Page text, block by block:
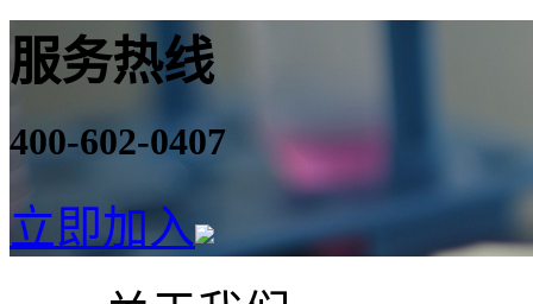
服务热线
400-602-0407
立即加入